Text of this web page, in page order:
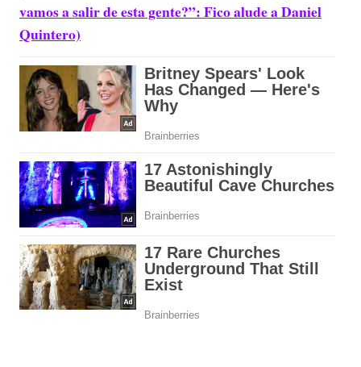
vamos a salir de esta gente?”: Fico alude a Daniel
Quintero)